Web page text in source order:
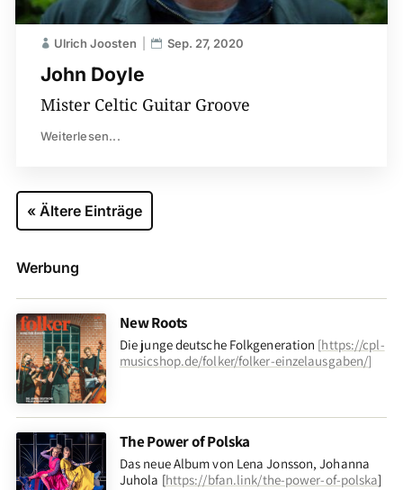
John Doyle
Ulrich Joosten Sep. 27, 2020
Mister Celtic Guitar Groove
Weiterlesen...
« Ältere Einträge
Werbung
New Roots
Die junge deutsche Folkgeneration [https://cpl-
musicshop.de/folker/folker-einzelausgaben/]
The Power of Polska
Das neue Album von Lena Jonsson, Johanna
Juhola [https://bfan.link/the-power-of-polska]